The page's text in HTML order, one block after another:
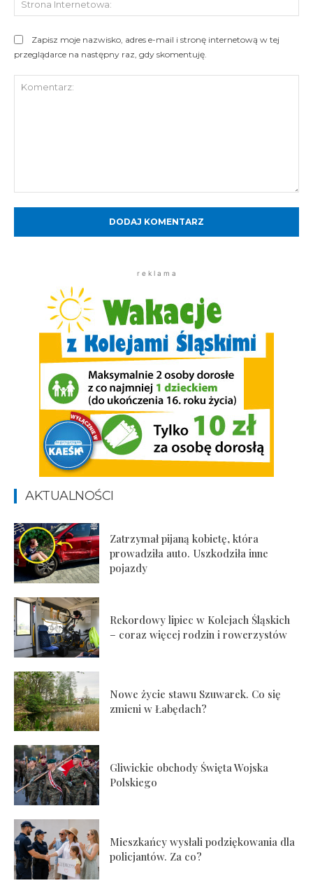
Zapisz moje nazwisko, adres e-mail i stronę internetową w tej
przeglądarce na następny raz, gdy skomentuję.
r e k l a m a
AKTUALNOŚCI
Zatrzymał pijaną kobietę, która
prowadziła auto. Uszkodziła inne
pojazdy
Rekordowy lipiec w Kolejach Śląskich
– coraz więcej rodzin i rowerzystów
Nowe życie stawu Szuwarek. Co się
zmieni w Łabędach?
Gliwickie obchody Święta Wojska
Polskiego
Mieszkańcy wysłali podziękowania dla
policjantów. Za co?